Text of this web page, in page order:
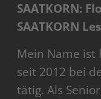
SAATKORN:
SAATKORN
Mein Name ist
seit 2012 bei
tätig. Als